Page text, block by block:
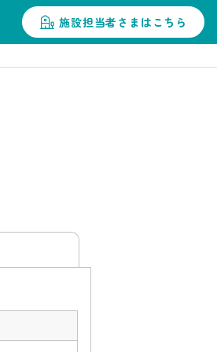
施設担当者さまはこちら